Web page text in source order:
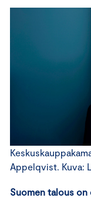
Appelqvist. Kuva:
Suomen talous on